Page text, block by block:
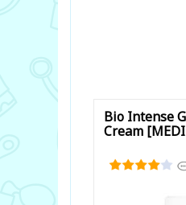
Bio Intense
Cream